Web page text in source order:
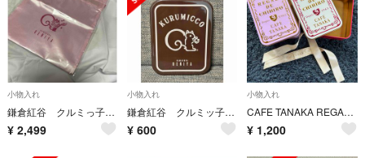
小物入れ
鎌倉紅谷 クルミっ子 サテンポーチ 31×24cm
¥ 2,499
小物入れ
鎌倉紅谷 クルミッ子 10個入り 缶のみ
¥ 600
小物入れ
CAFE TANAKA REGAL DE CHIHIRO 空き缶 日本橋三越
¥ 1,200